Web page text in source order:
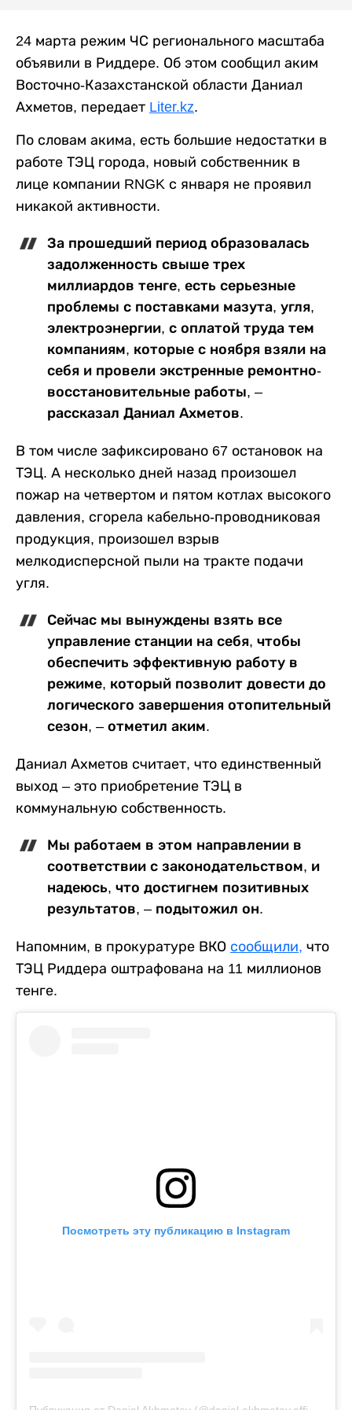
24 марта режим ЧС регионального масштаба
объявили в Риддере. Об этом сообщил аким
Восточно-Казахстанской области Даниал
Ахметов, передает Liter.kz.
По словам акима, есть большие недостатки в
работе ТЭЦ города, новый собственник в
лице компании RNGK с января не проявил
никакой активности.
За прошедший период образовалась
задолженность свыше трех
миллиардов тенге, есть серьезные
проблемы с поставками мазута, угля,
электроэнергии, с оплатой труда тем
компаниям, которые с ноября взяли на
себя и провели экстренные ремонтно-
восстановительные работы, –
рассказал Даниал Ахметов.
В том числе зафиксировано 67 остановок на
ТЭЦ. А несколько дней назад произошел
пожар на четвертом и пятом котлах высокого
давления, сгорела кабельно-проводниковая
продукция, произошел взрыв
мелкодисперсной пыли на тракте подачи
угля.
Сейчас мы вынуждены взять все
управление станции на себя, чтобы
обеспечить эффективную работу в
режиме, который позволит довести до
логического завершения отопительный
сезон, – отметил аким.
Даниал Ахметов считает, что единственный
выход – это приобретение ТЭЦ в
коммунальную собственность.
Мы работаем в этом направлении в
соответствии с законодательством, и
надеюсь, что достигнем позитивных
результатов, – подытожил он.
Напомним, в прокуратуре ВКО сообщили, что
ТЭЦ Риддера оштрафована на 11 миллионов
тенге.
Посмотреть эту публикацию в Instagram